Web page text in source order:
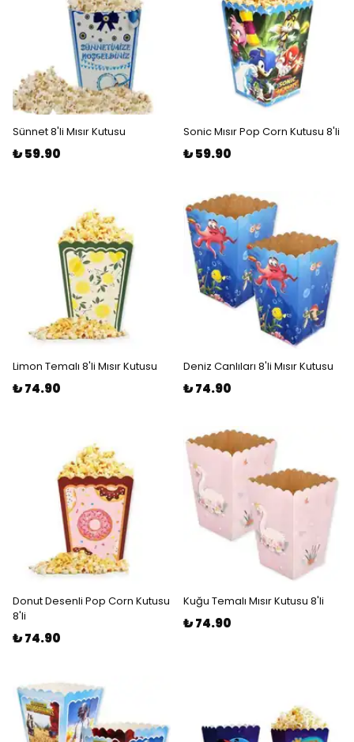
Sünnet 8'li Mısır Kutusu
₺ 59.90
Sonic Mısır Pop Corn Kutusu 8'li
₺ 59.90
Limon Temalı 8'li Mısır Kutusu
₺ 74.90
Deniz Canlıları 8'li Mısır Kutusu
₺ 74.90
Donut Desenli Pop Corn Kutusu
8'li
₺ 74.90
Kuğu Temalı Mısır Kutusu 8'li
₺ 74.90